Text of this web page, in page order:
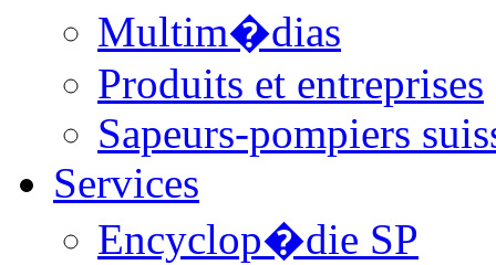
Multim�dias
Produits et entreprises
Sapeurs-pompiers
Services
Encyclop�die SP